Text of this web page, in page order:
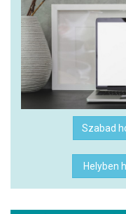
Szabad
Helyben